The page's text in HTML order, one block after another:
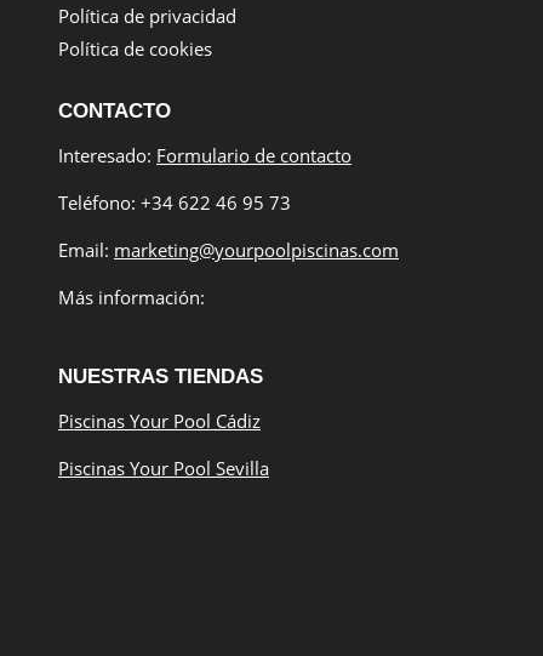
Política de privacidad
Política de cookies
CONTACTO
Interesado: Formulario de contacto
Teléfono: +34 622 46 95 73
Email: marketing@yourpoolpiscinas.com
Más información:
NUESTRAS TIENDAS
Piscinas Your Pool Cádiz
Piscinas Your Pool Sevilla